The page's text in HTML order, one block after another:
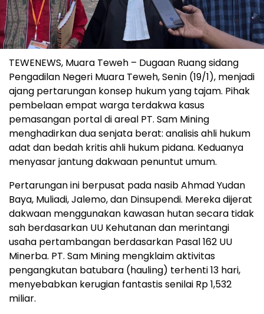
TEWENEWS, Muara Teweh – Dugaan Ruang sidang
Pengadilan Negeri Muara Teweh, Senin (19/1), menjadi
ajang pertarungan konsep hukum yang tajam. Pihak
pembelaan empat warga terdakwa kasus
pemasangan portal di areal PT. Sam Mining
menghadirkan dua senjata berat: analisis ahli hukum
adat dan bedah kritis ahli hukum pidana. Keduanya
menyasar jantung dakwaan penuntut umum.
Pertarungan ini berpusat pada nasib Ahmad Yudan
Baya, Muliadi, Jalemo, dan Dinsupendi. Mereka dijerat
dakwaan menggunakan kawasan hutan secara tidak
sah berdasarkan UU Kehutanan dan merintangi
usaha pertambangan berdasarkan Pasal 162 UU
Minerba. PT. Sam Mining mengklaim aktivitas
pengangkutan batubara (hauling) terhenti 13 hari,
menyebabkan kerugian fantastis senilai Rp 1,532
miliar.